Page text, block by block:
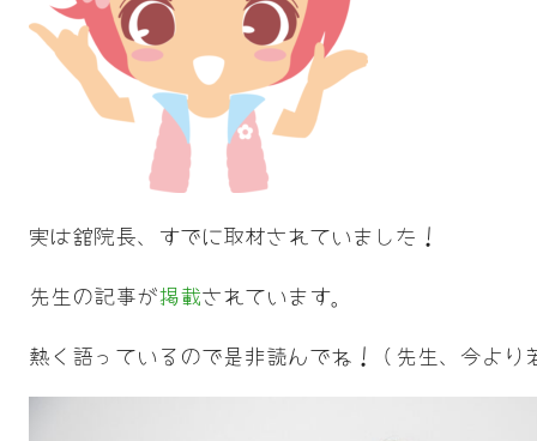
実は舘院長、すでに取材されていました！
先生の記事が掲載されています。
熱く語っているので是非読んでね！（先生、今より